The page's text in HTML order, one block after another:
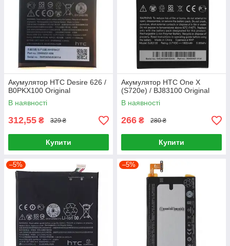
Акумулятор HTC Desire 626 /
B0PKX100 Original
В наявності
312,55 ₴ 329 ₴
Купити
Акумулятор HTC One X
(S720e) / BJ83100 Original
В наявності
266 ₴ 280 ₴
Купити
–5% –5%